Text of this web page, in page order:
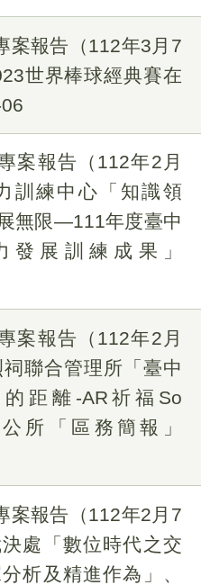
案報告（112年3月7
世界棒球經典賽在
案報告（112年2月
訓練中心「知識領
無限—111年度臺中
發展訓練成果」
案報告（112年2月
聯合管理所「臺中
距離-AR祈福So
所「區務簡報」
案報告（112年2月7
處「數位時代之交
析及精進作為」、